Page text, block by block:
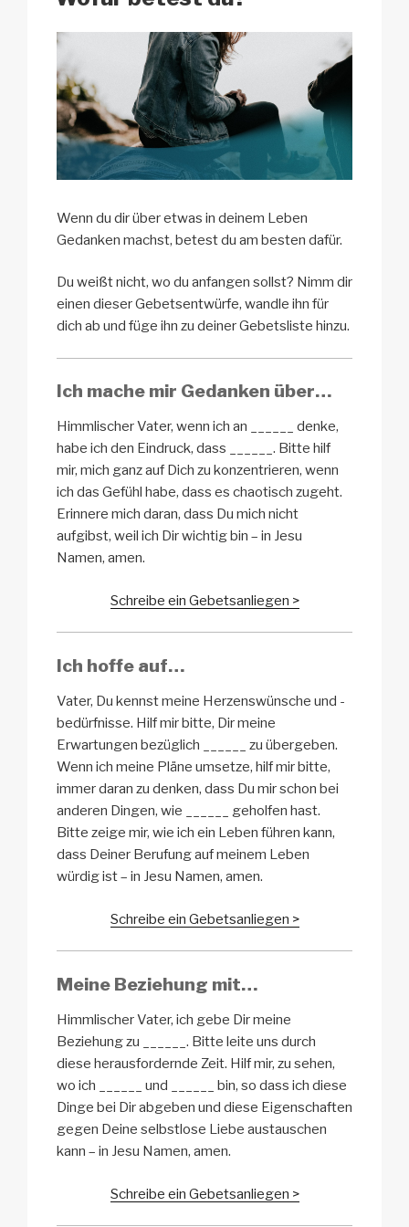
Wenn du dir über etwas in deinem Leben
Gedanken machst, betest du am besten dafür.
Du weißt nicht, wo du anfangen sollst? Nimm dir
einen dieser Gebetsentwürfe, wandle ihn für
dich ab und füge ihn zu deiner Gebetsliste hinzu.
Ich mache mir Gedanken über…
Himmlischer Vater, wenn ich an ______ denke,
habe ich den Eindruck, dass ______. Bitte hilf
mir, mich ganz auf Dich zu konzentrieren, wenn
ich das Gefühl habe, dass es chaotisch zugeht.
Erinnere mich daran, dass Du mich nicht
aufgibst, weil ich Dir wichtig bin – in Jesu
Namen, amen.
Schreibe ein Gebetsanliegen >
Ich hoffe auf…
Vater, Du kennst meine Herzenswünsche und -
bedürfnisse. Hilf mir bitte, Dir meine
Erwartungen bezüglich ______ zu übergeben.
Wenn ich meine Pläne umsetze, hilf mir bitte,
immer daran zu denken, dass Du mir schon bei
anderen Dingen, wie ______ geholfen hast.
Bitte zeige mir, wie ich ein Leben führen kann,
dass Deiner Berufung auf meinem Leben
würdig ist – in Jesu Namen, amen.
Schreibe ein Gebetsanliegen >
Meine Beziehung mit…
Himmlischer Vater, ich gebe Dir meine
Beziehung zu ______. Bitte leite uns durch
diese herausfordernde Zeit. Hilf mir, zu sehen,
wo ich ______ und ______ bin, so dass ich diese
Dinge bei Dir abgeben und diese Eigenschaften
gegen Deine selbstlose Liebe austauschen
kann – in Jesu Namen, amen.
Schreibe ein Gebetsanliegen >